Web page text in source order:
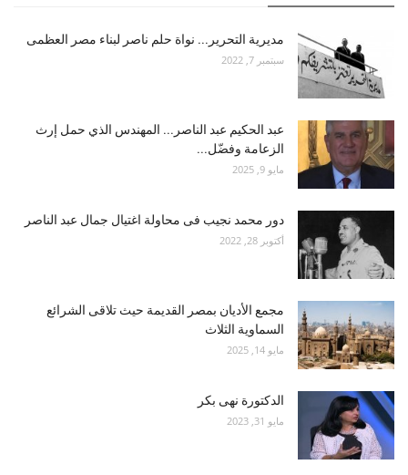
مديرية التحرير... نواة حلم ناصر لبناء مصر العظمى
سبتمبر 7, 2022
عبد الحكيم عبد الناصر... المهندس الذي حمل إرث
الزعامة وفضّل...
مايو 9, 2025
دور محمد نجيب فى محاولة اغتيال جمال عبد الناصر
أكتوبر 28, 2022
مجمع الأديان بمصر القديمة حيث تلاقى الشرائع
السماوية الثلاث
مايو 14, 2025
الدكتورة نهى بكر
مايو 31, 2023